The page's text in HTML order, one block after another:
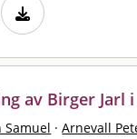
av Birger Jarl i
Samuel · Arnevall